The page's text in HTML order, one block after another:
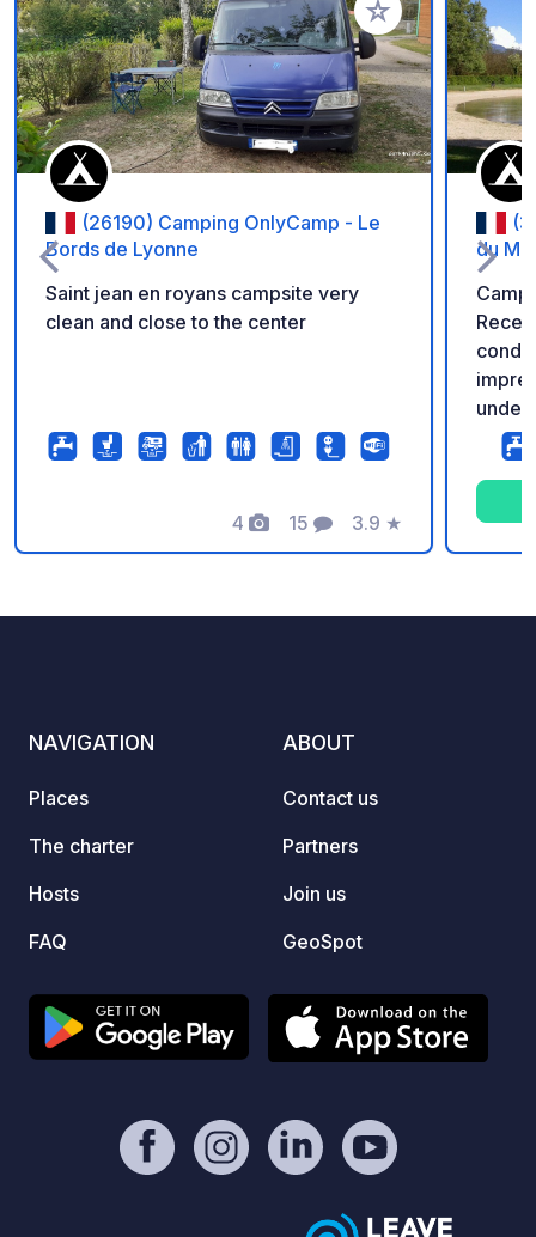
Add to your
(26190) Camping OnlyCamp - Le
Bords de Lyonne
Saint jean en royans campsite very
clean and close to the center
4
Photos
15
Comments
3.9
Rating
★
du
NAVIGATION
Places
The charter
Hosts
FAQ
ABOUT
Contact us
Partners
Join us
GeoSpot